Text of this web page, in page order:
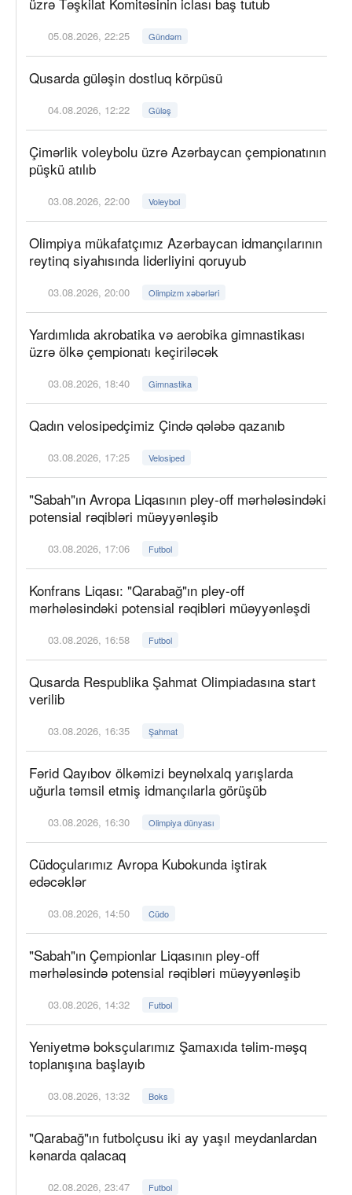
05.08.2026, 22:25 Gündəm
Qusarda güləşin dostluq körpüsü
04.08.2026, 12:22 Güləş
Çimərlik voleybolu üzrə Azərbaycan çempionatının
püşkü atılıb
03.08.2026, 22:00 Voleybol
Olimpiya mükafatçımız Azərbaycan idmançılarının
reytinq siyahısında liderliyini qoruyub
03.08.2026, 20:00 Olimpizm xəbərləri
Yardımlıda akrobatika və aerobika gimnastikası
üzrə ölkə çempionatı keçiriləcək
03.08.2026, 18:40 Gimnastika
Qadın velosipedçimiz Çində qələbə qazanıb
03.08.2026, 17:25 Velosiped
"Sabah"ın Avropa Liqasının pley-off mərhələsindəki
potensial rəqibləri müəyyənləşib
03.08.2026, 17:06 Futbol
Konfrans Liqası: "Qarabağ"ın pley-off
mərhələsindəki potensial rəqibləri müəyyənləşdi
03.08.2026, 16:58 Futbol
Qusarda Respublika Şahmat Olimpiadasına start
verilib
03.08.2026, 16:35 Şahmat
Fərid Qayıbov ölkəmizi beynəlxalq yarışlarda
uğurla təmsil etmiş idmançılarla görüşüb
03.08.2026, 16:30 Olimpiya dünyası
Cüdoçularımız Avropa Kubokunda iştirak
edəcəklər
03.08.2026, 14:50 Cüdo
"Sabah"ın Çempionlar Liqasının pley-off
mərhələsində potensial rəqibləri müəyyənləşib
03.08.2026, 14:32 Futbol
Yeniyetmə boksçularımız Şamaxıda təlim-məşq
toplanışına başlayıb
03.08.2026, 13:32 Boks
"Qarabağ"ın futbolçusu iki ay yaşıl meydanlardan
kənarda qalacaq
02.08.2026, 23:47 Futbol